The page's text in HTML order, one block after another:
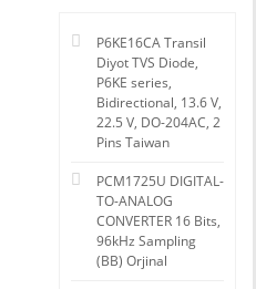
P6KE16CA Transil
Diyot TVS Diode,
P6KE series,
Bidirectional, 13.6 V,
22.5 V, DO-204AC, 2
Pins Taiwan
PCM1725U DIGITAL-
TO-ANALOG
CONVERTER 16 Bits,
96kHz Sampling
(BB) Orjinal